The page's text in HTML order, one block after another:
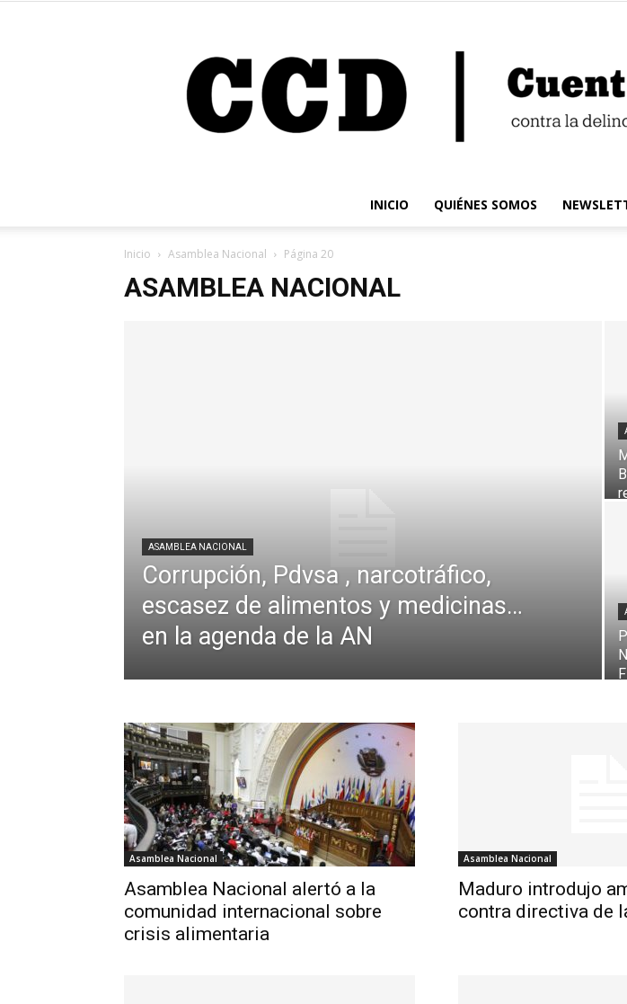
INICIO QUIÉNES SOMOS
Inicio Asamblea Nacional Página 20
ASAMBLEA NACIONAL
ASAMBLEA NACIONAL
Corrupción, Pdvsa , narcotráfico,
escasez de alimentos y medicinas…
en la agenda de la AN
Asamblea Nacional
Asamblea Nacional alertó a la
comunidad internacional sobre
crisis alimentaria
Asamblea Nacional
Maduro introdujo
contra directiva de